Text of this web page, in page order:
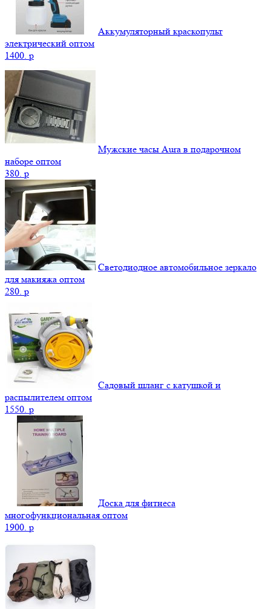
Аккумуляторный краскопульт
электрический оптом
1400. p
Мужские часы Aura в подарочном
наборе оптом
380. p
Светодиодное автомобильное зеркало
для макияжа оптом
280. p
Садовый шланг с катушкой и
распылителем оптом
1550. p
Доска для фитнеса
многофункциональная оптом
1900. p